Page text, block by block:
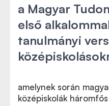
a Magyar
első
tanulmányi
amelynek során
középiskolák